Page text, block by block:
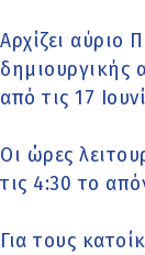
Αρχίζει
δημιουργικής
από τις 17
Οι ώρες
τις 4:30 το
Για τους